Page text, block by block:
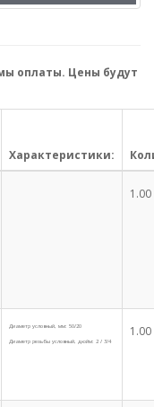
оплаты. Цены будут
Характеристики:
Диаметр условный, мм: 50/20
Диаметр резьбы условный, дюйм: 2 / 3/4